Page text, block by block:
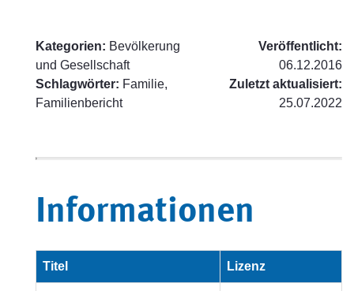
Kategorien: Bevölkerung
und Gesellschaft
Schlagwörter: Familie,
Familienbericht
Veröffentlicht:
06.12.2016
Zuletzt aktualisiert:
25.07.2022
Informationen
Titel Lizenz